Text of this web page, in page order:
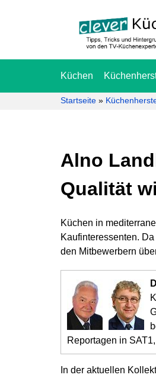
Küchen
Startseite »
Alno
Qualität
Küchen in
Kaufinteressenten.
den Mitbewerbern
Reportagen in
In der aktuellen